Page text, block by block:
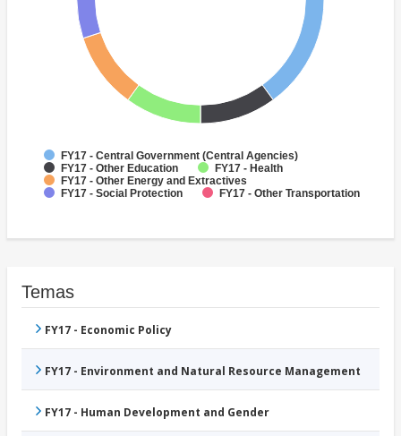
FY17 - Central Government (Central Agencies)
FY17 - Other Education
FY17 - Health
FY17 - Other Energy and Extractives
FY17 - Social Protection
FY17 - Other Transportation
Temas
FY17 - Economic Policy
FY17 - Environment and Natural Resource Management
FY17 - Human Development and Gender